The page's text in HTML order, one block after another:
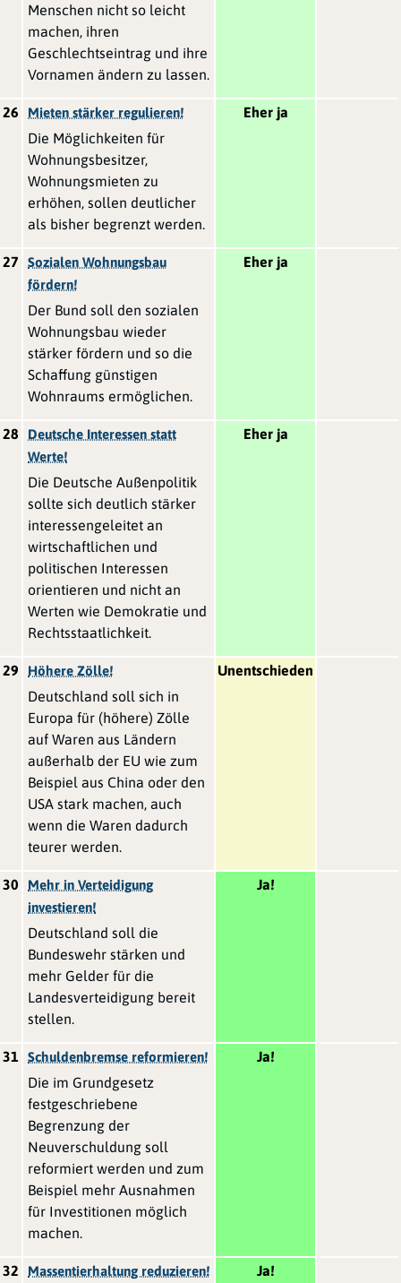
Menschen nicht so leicht
machen, ihren
Geschlechtseintrag und ihre
Vornamen ändern zu lassen.
26 Mieten stärker regulieren!
Die Möglichkeiten für
Wohnungsbesitzer,
Wohnungsmieten zu
erhöhen, sollen deutlicher
als bisher begrenzt werden.
Eher ja
27
Sozialen Wohnungsbau
fördern!
Der Bund soll den sozialen
Wohnungsbau wieder
stärker fördern und so die
Schaffung günstigen
Wohnraums ermöglichen.
Eher ja
28
Deutsche Interessen statt
Werte!
Die Deutsche Außenpolitik
sollte sich deutlich stärker
interessengeleitet an
wirtschaftlichen und
politischen Interessen
orientieren und nicht an
Werten wie Demokratie und
Rechtsstaatlichkeit.
Eher ja
29 Höhere Zölle!
Deutschland soll sich in
Europa für (höhere) Zölle
auf Waren aus Ländern
außerhalb der EU wie zum
Beispiel aus China oder den
USA stark machen, auch
wenn die Waren dadurch
teurer werden.
Unentschieden
30
Mehr in Verteidigung
investieren!
Deutschland soll die
Bundeswehr stärken und
mehr Gelder für die
Landesverteidigung bereit
stellen.
Ja!
31 Schuldenbremse reformieren!
Die im Grundgesetz
festgeschriebene
Begrenzung der
Neuverschuldung soll
reformiert werden und zum
Beispiel mehr Ausnahmen
für Investitionen möglich
machen.
Ja!
32 Massentierhaltung reduzieren! Ja!